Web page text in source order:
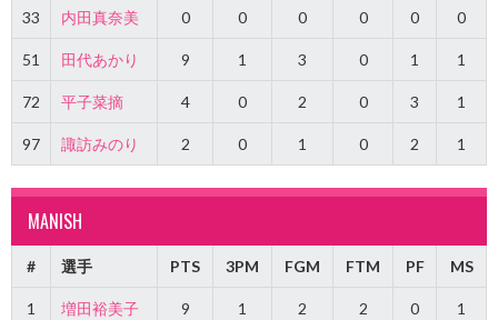
33 内田真奈美 0 0 0 0 0 0
51 田代あかり 9 1 3 0 1 1
72 平子菜摘 4 0 2 0 3 1
97 諏訪みのり 2 0 1 0 2 1
MANISH
# 選手 PTS 3PM FGM FTM PF MS
1 増田裕美子 9 1 2 2 0 1